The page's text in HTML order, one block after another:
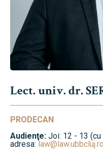
Lect. univ. dr.
PRODECAN
Audienţe: Joi: 12 - 13
adresa:law@law.ubbcluj.ro